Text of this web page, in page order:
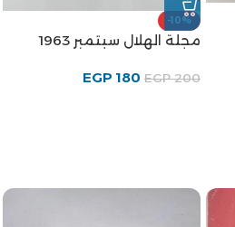
-10%
مجلة الهلال سبتمبر 1963
EGP200
EGP 180